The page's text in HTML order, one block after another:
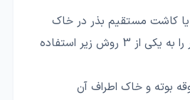
یا کاشت مستقیم بذر در خاک
مقدار 2 لیتر در هکتار را به یکی از 3 روش زیر استفاده
بوته و خاک اطراف آن